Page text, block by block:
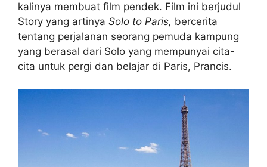
kalinya membuat film pendek. Film ini berjudul
Story yang artinya Solo to Paris, bercerita
tentang perjalanan seorang pemuda kampung
yang berasal dari Solo yang mempunyai cita-
cita untuk pergi dan belajar di Paris, Prancis.